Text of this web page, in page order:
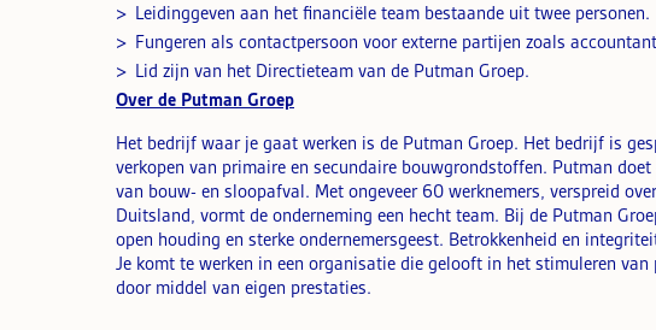
Leidinggeven aan het financiële team bestaande uit twee personen.
Fungeren als contactpersoon voor externe partijen zoals
Lid zijn van het Directieteam van de Putman Groep.
Over de Putman Groep
Het bedrijf waar je gaat werken is de Putman Groep. Het bedrijf is
verkopen van primaire en secundaire bouwgrondstoffen. Putman
van bouw- en sloopafval. Met ongeveer 60 werknemers, verspreid
Duitsland, vormt de onderneming een hecht team. Bij de Putman
open houding en sterke ondernemersgeest. Betrokkenheid en
Je komt te werken in een organisatie die gelooft in het stimuleren
door middel van eigen prestaties.